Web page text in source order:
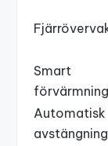
Smart
förvärmning
Automatisk
avstängning